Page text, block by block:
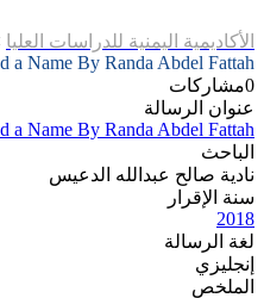
الأكاديمية اليمنية للدراسات العليا
a Name By Randa Abdel Fattah.
0مشاركات
عنوان الرسالة
a Name By Randa Abdel Fattah.
الباحث
نادية صالح عبدالله الدعيس
سنة الإقرار
2018
لغة الرسالة
إنجليزي
الملخص